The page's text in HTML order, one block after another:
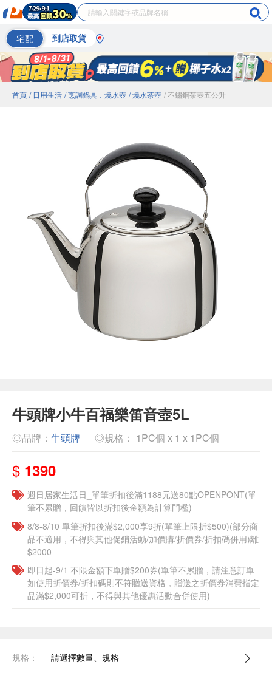
宅配 到店取貨
首頁 / 日用生活 / 烹調鍋具．燒水壺 / 燒水茶壺 / 不鏽鋼茶壺五公升
牛頭牌小牛百福樂笛音壺5L
◎品牌： 牛頭牌 ◎規格： 1PC個 x 1 x 1PC個
$ 1390
週日居家生活日_單筆折扣後滿1188元送80點OPENPONT(單
筆不累贈，回饋皆以折扣後金額為計算門檻)
8/8-8/10 單筆折扣後滿$2,000享9折(單筆上限折$500)(部分商
品不適用，不得與其他促銷活動/加價購/折價券/折扣碼併用)離
$2000
即日起-9/1 不限金額下單贈$200券(單筆不累贈，請注意訂單
如使用折價券/折扣碼則不符贈送資格，贈送之折價券消費指定
品滿$2,000可折，不得與其他優惠活動合併使用)
規格： 請選擇數量、規格